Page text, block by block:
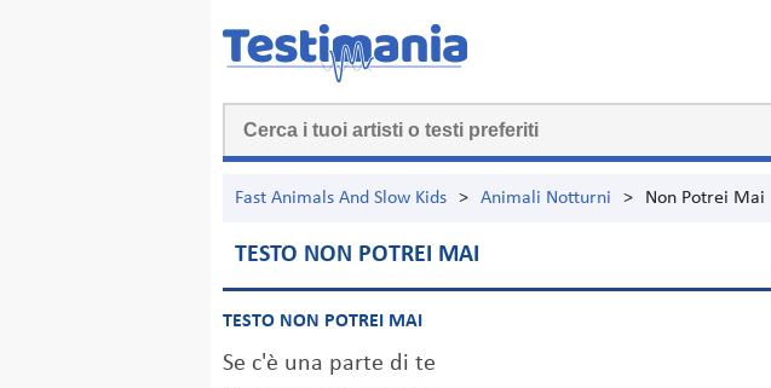
Fast Animals And Slow Kids > Animali Notturni > Non Potrei Mai
TESTO NON POTREI MAI
TESTO NON POTREI MAI
Se c'è una parte di te